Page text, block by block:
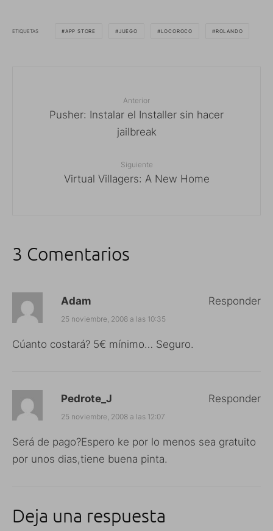
ETIQUETAS APP STORE JUEGO LOCOROCO ROLANDO
Anterior
Pusher: Instalar el Installer sin hacer
jailbreak
Siguiente
Virtual Villagers: A New Home
3 Comentarios
Adam
25 noviembre, 2008 a las 10:35
Cúanto costará? 5€ mínimo… Seguro.
Responder
Pedrote_J
25 noviembre, 2008 a las 12:07
Será de pago?Espero ke por lo menos sea gratuito
por unos dias,tiene buena pinta.
Responder
Deja una respuesta